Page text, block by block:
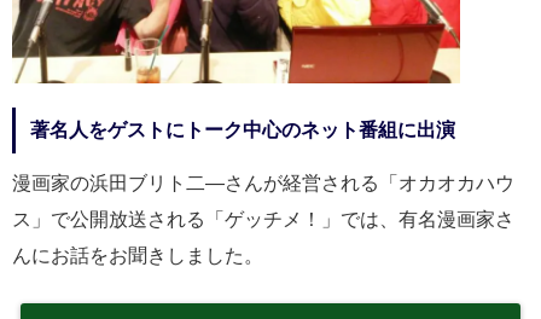
著名人をゲストにトーク中心のネット番組に出演
漫画家の浜田ブリト二―さんが経営される「オカオカハウ
ス」で公開放送される「ゲッチメ！」では、有名漫画家さ
んにお話をお聞きしました。